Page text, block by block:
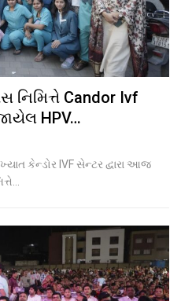
નિમિત્તે Candor Ivf
HPV…
કેન્ડોર IVF સેન્ટર દ્વારા આજ